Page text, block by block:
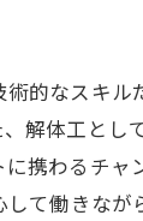
的なスキル
解体工とし
携わるチャ
て働きなが